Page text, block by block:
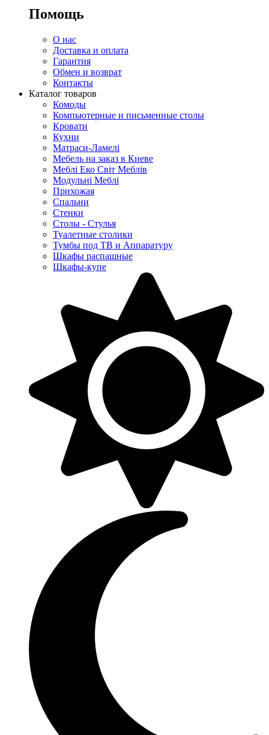
Помощь
О нас
Доставка и оплата
Гарантия
Обмен и возврат
Контакты
Каталог товаров
Комоды
Компьютерные и письменные столы
Кровати
Кухни
Матраси-Ламелі
Мебель на заказ в Киеве
Меблі Еко Світ Меблів
Модульні Меблі
Прихожая
Спальни
Стенки
Столы - Стулья
Туалетные столики
Тумбы под ТВ и Аппаратуру
Шкафы распашные
Шкафы-купе